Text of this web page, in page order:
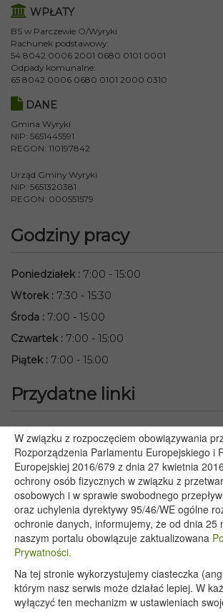
WPŁATY
BS w Parczewie O/Wyryki
Rachunek podstawowy:
54 8042 0006 2001 0680 0101 0001
Odpady komunalne:
65 8042 0006 0680 0101 2000 0310
DANE
Gmina Wyryki
NIP: 5651445591
REGON: 110197842
Urząd Gminy Wyryki
NIP: 5651320381
REGON: 000551579
Godziny pracy
Poniedziałek: 7:00 - 15:00
Wtorek: 7:30 - 15:30
Środa : 7:00 - 15:00
Czwartek: 7:00 - 15:00
Piątek: 7:00 - 15:00
Przydatne linki
Starostwo Powiatowe we Włodawie
Lubelski Urząd Wojewódzki w Lublinie
Urząd Marszałkowski Województwa
Serwis Rzeczypospolitej Polskiej
PGE – Planowane wyłączenia prądu
Poczta E-mail
Copyright 2020@ - Urząd Gminy
W związku z rozpoczęciem obowiązywania
Rozporządzenia Parlamentu Europejskiego i
Europejskiej 2016/679 z dnia 27 kwietnia
ochrony osób fizycznych w związku z
osobowych i w sprawie swobodnego
oraz uchylenia dyrektywy 95/46/WE ogólne
ochronie danych, informujemy, że od dnia 25
naszym portalu obowiązuje zaktualizowana
Prywatności.
Na tej stronie wykorzystujemy ciasteczka
którym nasz serwis może działać lepiej. W
wyłączyć ten mechanizm w ustawieniach